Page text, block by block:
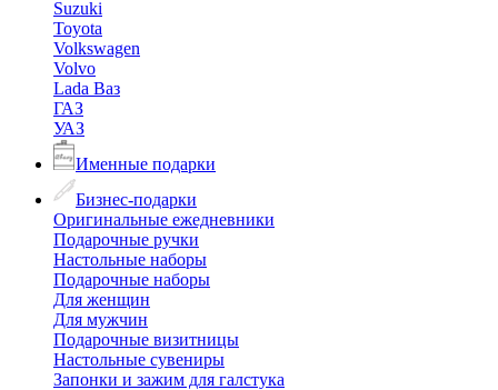
Suzuki
Toyota
Volkswagen
Volvo
Lada Ваз
ГАЗ
УАЗ
Именные подарки
Бизнес-подарки
Оригинальные ежедневники
Подарочные ручки
Настольные наборы
Подарочные наборы
Для женщин
Для мужчин
Подарочные визитницы
Настольные сувениры
Запонки и зажим для галстука